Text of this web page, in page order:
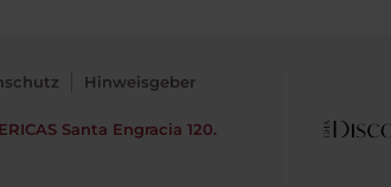
Hinweisgeber
Santa Engracia 120.